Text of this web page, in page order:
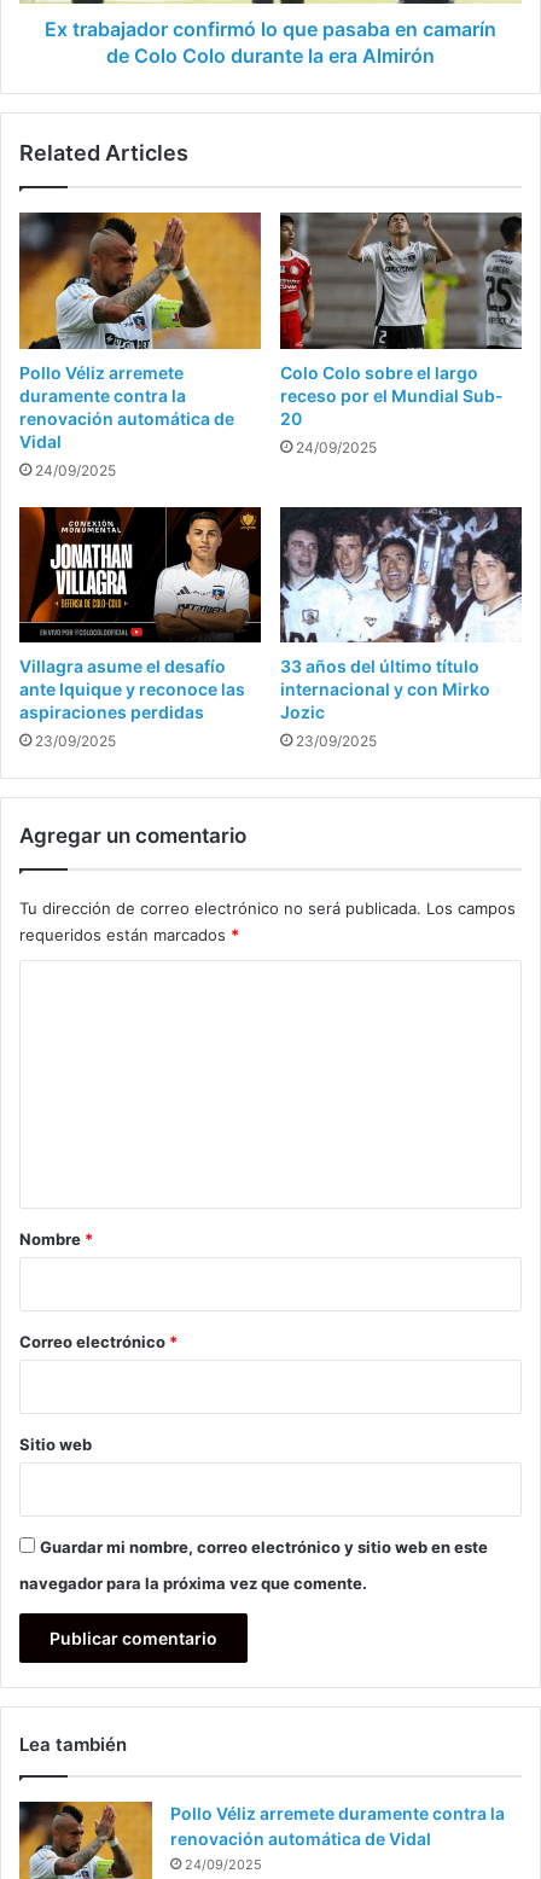
Colo
Almirón
Ex trabajador confirmó lo que pasaba en camarín
de Colo Colo durante la era Almirón
Related Articles
Pollo Véliz arremete
duramente contra la
renovación automática de
Vidal
24/09/2025
Colo Colo sobre el largo
receso por el Mundial Sub-
20
24/09/2025
Villagra asume el desafío
ante Iquique y reconoce las
aspiraciones perdidas
23/09/2025
33 años del último título
internacional y con Mirko
Jozic
23/09/2025
Agregar un comentario
Tu dirección de correo electrónico no será publicada. Los campos
requeridos están marcados *
r
*
Nombre *
Correo electrónico *
Sitio web
Guardar mi nombre, correo electrónico y sitio web en este
navegador para la próxima vez que comente.
Lea también
Pollo Véliz arremete duramente contra la
renovación automática de Vidal
24/09/2025